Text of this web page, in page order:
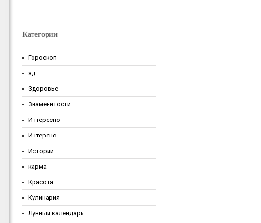
Категории
Гороскоп
зд
Здоровье
Знаменитости
Интересно
Интерсно
Истории
карма
Красота
Кулинария
Лунный календарь